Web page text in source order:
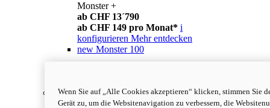
Monster +
ab CHF 13´790
ab CHF 149 pro Monat* i
konfigurieren Mehr entdecken
new Monster 100
Streetfighter
Wenn Sie auf „Alle Cookies akzeptieren“ klicken, stimmen Sie
Gerät zu, um die Websitenavigation zu verbessern, die